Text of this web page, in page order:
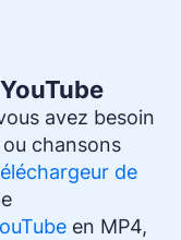
avez besoin
ou chansons
de
en MP4,